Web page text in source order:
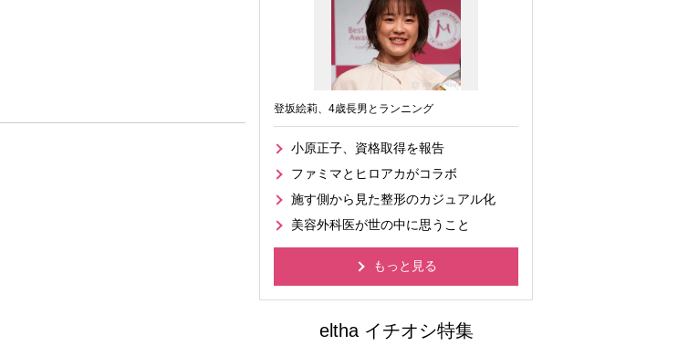
登坂絵莉、4歳長男とランニング
小原正子、資格取得を報告
ファミマとヒロアカがコラボ
施す側から見た整形のカジュアル化
美容外科医が世の中に思うこと
もっと見る